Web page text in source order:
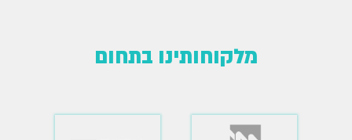
מלקוחותינו בתחום